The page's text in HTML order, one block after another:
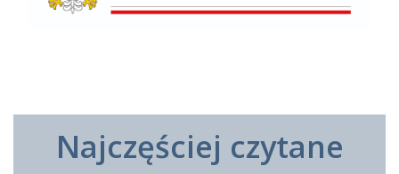
Najczęściej czytane